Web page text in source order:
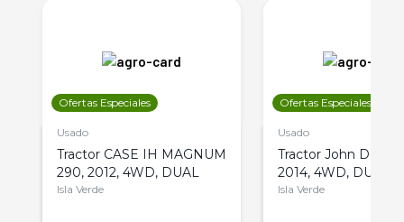
Ofertas Especiales
Usado
Tractor CASE IH MAGNUM
290, 2012, 4WD, DUAL
Isla Verde
Ofertas Especiales
Usado
Tractor John Deere
2014, 4WD, DUAL
Isla Verde